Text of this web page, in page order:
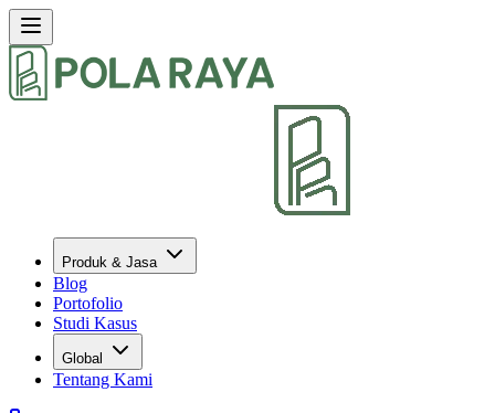
Produk & Jasa
Blog
Portofolio
Studi Kasus
Global
Tentang Kami